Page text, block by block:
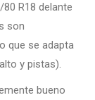
R18 delante
son
que se adapta
y pistas).
bueno